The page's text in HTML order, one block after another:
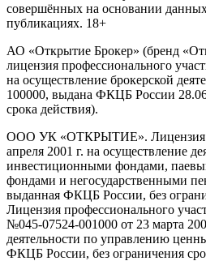
совершённых на основании
публикациях. 18+
АО «Открытие Брокер» (бренд
лицензия профессионального
на осуществление брокерской
100000, выдана ФКЦБ России
срока действия).
ООО УК «ОТКРЫТИЕ». Лицензия
апреля 2001 г. на осуществление
инвестиционными фондами,
фондами и негосударственными
выданная ФКЦБ России, без
Лицензия профессионального
№045-07524-001000 от 23 марта
деятельности по управлению
ФКЦБ России, без ограничения